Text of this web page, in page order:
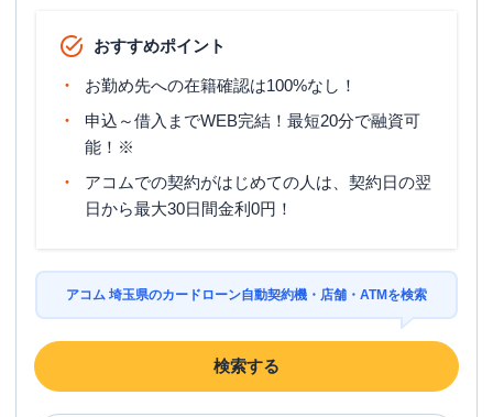
おすすめポイント
お勤め先への在籍確認は100%なし！
申込～借入までWEB完結！最短20分で融資可
能！※
アコムでの契約がはじめての人は、契約日の翌
日から最大30日間金利0円！
アコム 埼玉県のカードローン自動契約機・店舗・ATMを検索
検索する